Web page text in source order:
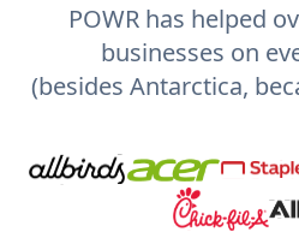
POWR has helped
businesses on
(besides Antarctica,